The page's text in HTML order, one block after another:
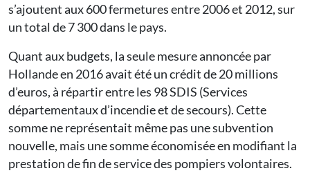
s’ajoutent aux 600 fermetures entre 2006 et 2012, sur
un total de 7 300 dans le pays.
Quant aux budgets, la seule mesure annoncée par
Hollande en 2016 avait été un crédit de 20 millions
d’euros, à répartir entre les 98 SDIS (Services
départementaux d’incendie et de secours). Cette
somme ne représentait même pas une subvention
nouvelle, mais une somme économisée en modifiant la
prestation de fin de service des pompiers volontaires.